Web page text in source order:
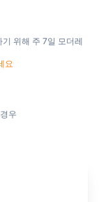
위해 주 7일 모더레
요
우